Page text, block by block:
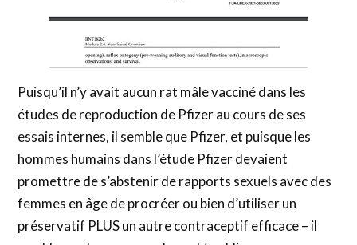
Puisqu’il n’y avait aucun rat mâle vacciné dans les
études de reproduction de Pfizer au cours de ses
essais internes, il semble que Pfizer, et puisque les
hommes humains dans l’étude Pfizer devaient
promettre de s’abstenir de rapports sexuels avec des
femmes en âge de procréer ou bien d’utiliser un
préservatif PLUS un autre contraceptif efficace – il